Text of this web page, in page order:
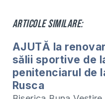
Articole similare:
AJUTĂ la
sălii sportive de
penitenciarul de
Rusca